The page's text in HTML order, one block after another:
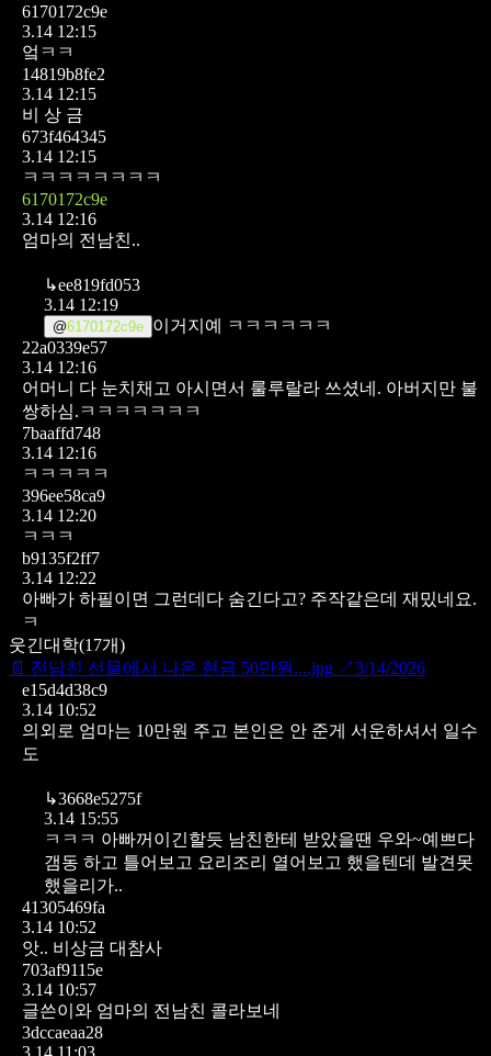
6170172c9e
3.14 12:15
엌ㅋㅋ
14819b8fe2
3.14 12:15
비 상 금
673f464345
3.14 12:15
ㅋㅋㅋㅋㅋㅋㅋㅋ
6170172c9e
3.14 12:16
엄마의 전남친..
↳ee819fd053
3.14 12:19
@6170172c9e 이거지예 ㅋㅋㅋㅋㅋㅋ
22a0339e57
3.14 12:16
어머니 다 눈치채고 아시면서 룰루랄라 쓰셨네. 아버지만 불
쌍하심.ㅋㅋㅋㅋㅋㅋㅋ
7baaffd748
3.14 12:16
ㅋㅋㅋㅋㅋ
396ee58ca9
3.14 12:20
ㅋㅋㅋ
b9135f2ff7
3.14 12:22
아빠가 하필이면 그런데다 숨긴다고? 주작같은데 재밌네요.
ㅋ
웃긴대학(17개)
📄 전남친 선물에서 나온 현금 50만원....jpg ↗3/14/2026
e15d4d38c9
3.14 10:52
의외로 엄마는 10만원 주고 본인은 안 준게 서운하셔서 일수
도
↳3668e5275f
3.14 15:55
ㅋㅋㅋ 아빠꺼이긴할듯 남친한테 받았을땐 우와~예쁘다
갬동 하고 틀어보고 요리조리 열어보고 했을텐데 발견못
했을리가..
41305469fa
3.14 10:52
앗.. 비상금 대참사
703af9115e
3.14 10:57
글쓴이와 엄마의 전남친 콜라보네
3dccaeaa28
3.14 11:03